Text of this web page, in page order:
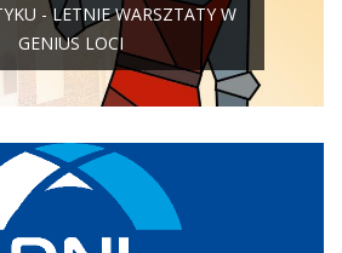
- LETNIE WARSZTATY W
GENIUS LOCI